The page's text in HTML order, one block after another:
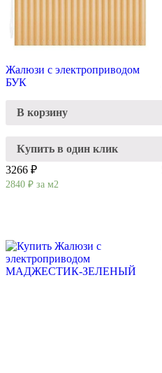
Жалюзи с электроприводом
БУК
В корзину
Купить в один клик
3266 ₽
2840 ₽ за м2